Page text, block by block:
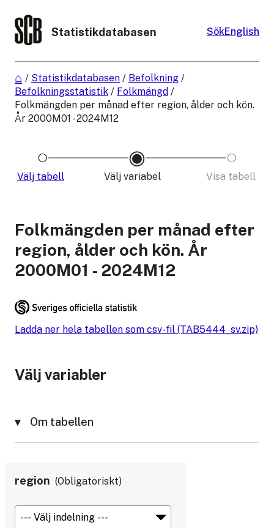
Statistikdatabasen SökEnglish
/ Statistikdatabasen / Befolkning /
Befolkningsstatistik / Folkmängd /
Folkmängden per månad efter region, ålder och kön.
År 2000M01 - 2024M12
Välj tabell Välj variabel Visa tabell
Folkmängden per månad efter
region, ålder och kön. År
2000M01 - 2024M12
Ladda ner hela tabellen som csv-fil (TAB5444_sv.zip)
Välj variabler
Om tabellen
region Obligatoriskt